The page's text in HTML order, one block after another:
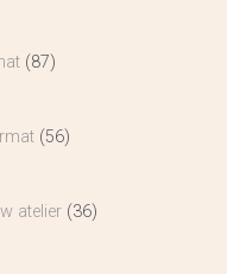
(87)
(56)
atelier (36)